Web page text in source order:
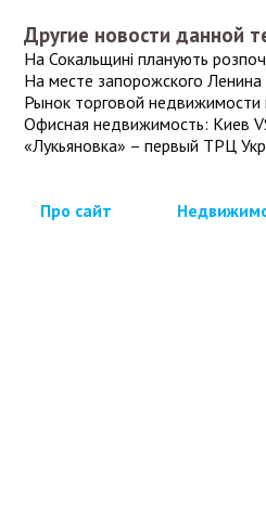
Другие новости данной
На Сокальщині планують
На месте запорожского
Рынок торговой
Офисная недвижимость: Киев
«Лукьяновка» – первый ТРЦ
Про сайт